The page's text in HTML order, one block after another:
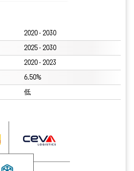
2020 - 2030
2025 - 2030
2020 - 2023
6.50%
低